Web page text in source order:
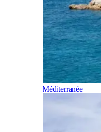
Méditerranée